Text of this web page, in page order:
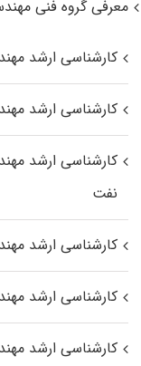
معرفی گروه فنی
کارشناسی ارشد
کارشناسی ارشد
کارشناسی ارشد
نفت
کارشناسی ارشد
کارشناسی ارشد
کارشناسی ارشد